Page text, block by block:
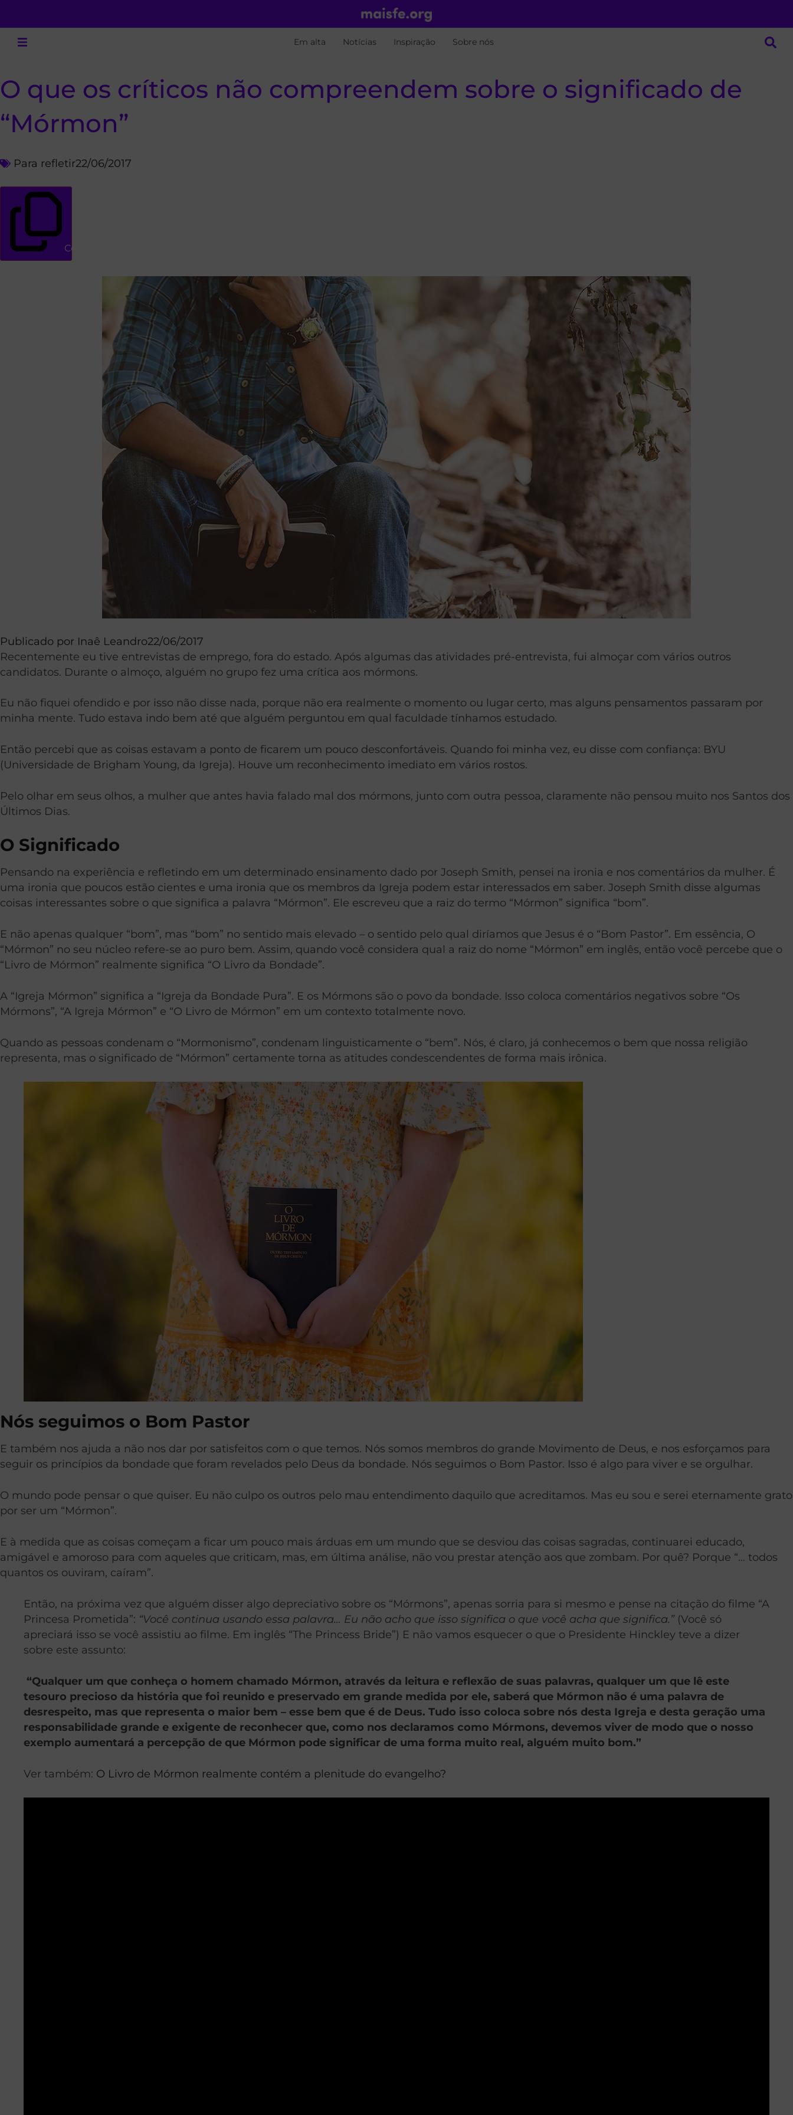
Em alta Notícias Inspiração Sobre nós
O que os críticos não compreendem sobre o significado de
“Mórmon”
Para refletir22/06/2017
Copiar link
Publicado por Inaê Leandro22/06/2017
Recentemente eu tive entrevistas de emprego, fora do estado. Após algumas das atividades pré-entrevista, fui almoçar com vários outros
candidatos. Durante o almoço, alguém no grupo fez uma crítica aos mórmons.
Eu não fiquei ofendido e por isso não disse nada, porque não era realmente o momento ou lugar certo, mas alguns pensamentos passaram por
minha mente. Tudo estava indo bem até que alguém perguntou em qual faculdade tínhamos estudado.
Então percebi que as coisas estavam a ponto de ficarem um pouco desconfortáveis. Quando foi minha vez, eu disse com confiança: BYU
(Universidade de Brigham Young, da Igreja). Houve um reconhecimento imediato em vários rostos.
Pelo olhar em seus olhos, a mulher que antes havia falado mal dos mórmons, junto com outra pessoa, claramente não pensou muito nos Santos dos
Últimos Dias.
O Significado
Pensando na experiência e refletindo em um determinado ensinamento dado por Joseph Smith, pensei na ironia e nos comentários da mulher. É
uma ironia que poucos estão cientes e uma ironia que os membros da Igreja podem estar interessados em saber. Joseph Smith disse algumas
coisas interessantes sobre o que significa a palavra “Mórmon”. Ele escreveu que a raiz do termo “Mórmon” significa “bom”.
E não apenas qualquer “bom”, mas “bom” no sentido mais elevado – o sentido pelo qual diríamos que Jesus é o “Bom Pastor”. Em essência, O
“Mórmon” no seu núcleo refere-se ao puro bem. Assim, quando você considera qual a raiz do nome “Mórmon” em inglês, então você percebe que o
“Livro de Mórmon” realmente significa “O Livro da Bondade”.
A “Igreja Mórmon” significa a “Igreja da Bondade Pura”. E os Mórmons são o povo da bondade. Isso coloca comentários negativos sobre “Os
Mórmons”, “A Igreja Mórmon” e “O Livro de Mórmon” em um contexto totalmente novo.
Quando as pessoas condenam o “Mormonismo”, condenam linguisticamente o “bem”. Nós, é claro, já conhecemos o bem que nossa religião
representa, mas o significado de “Mórmon” certamente torna as atitudes condescendentes de forma mais irônica.
Nós seguimos o Bom Pastor
E também nos ajuda a não nos dar por satisfeitos com o que temos. Nós somos membros do grande Movimento de Deus, e nos esforçamos para
seguir os princípios da bondade que foram revelados pelo Deus da bondade. Nós seguimos o Bom Pastor. Isso é algo para viver e se orgulhar.
O mundo pode pensar o que quiser. Eu não culpo os outros pelo mau entendimento daquilo que acreditamos. Mas eu sou e serei eternamente grato
por ser um “Mórmon”.
E à medida que as coisas começam a ficar um pouco mais árduas em um mundo que se desviou das coisas sagradas, continuarei educado,
amigável e amoroso para com aqueles que criticam, mas, em última análise, não vou prestar atenção aos que zombam. Por quê? Porque “… todos
quantos os ouviram, caíram”.
Então, na próxima vez que alguém disser algo depreciativo sobre os “Mórmons”, apenas sorria para si mesmo e pense na citação do filme “A
Princesa Prometida”: “Você continua usando essa palavra… Eu não acho que isso significa o que você acha que significa.”(Você só
apreciará isso se você assistiu ao filme. Em inglês “The Princess Bride”) E não vamos esquecer o que o Presidente Hinckley teve a dizer
sobre este assunto:
“Qualquer um que conheça o homem chamado Mórmon, através da leitura e reflexão de suas palavras, qualquer um que lê este
tesouro precioso da história que foi reunido e preservado em grande medida por ele, saberá que Mórmon não é uma palavra de
desrespeito, mas que representa o maior bem – esse bem que é de Deus. Tudo isso coloca sobre nós desta Igreja e desta geração uma
responsabilidade grande e exigente de reconhecer que, como nos declaramos como Mórmons, devemos viver de modo que o nosso
exemplo aumentará a percepção de que Mórmon pode significar de uma forma muito real, alguém muito bom.”
Ver também: O Livro de Mórmon realmente contém a plenitude do evangelho?